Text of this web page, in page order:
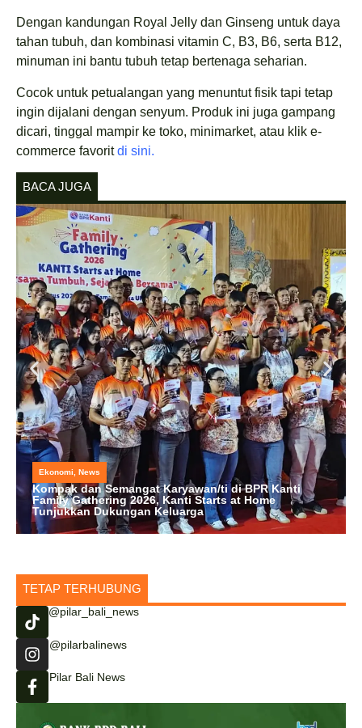
Dengan kandungan Royal Jelly dan Ginseng untuk daya
tahan tubuh, dan kombinasi vitamin C, B3, B6, serta B12,
minuman ini bantu tubuh tetap bertenaga seharian.
Cocok untuk petualangan yang menuntut fisik tapi tetap
ingin dijalani dengan senyum. Produk ini juga gampang
dicari, tinggal mampir ke toko, minimarket, atau klik e-
commerce favoritdi sini.
BACA JUGA
Ekonomi News
Kompak dan Semangat Karyawan/ti di BPR Kanti
Family Gathering 2026, Kanti Starts at Home
Tunjukkan Dukungan Keluarga
TETAP TERHUBUNG
@pilar_bali_news
@pilarbalinews
Pilar Bali News